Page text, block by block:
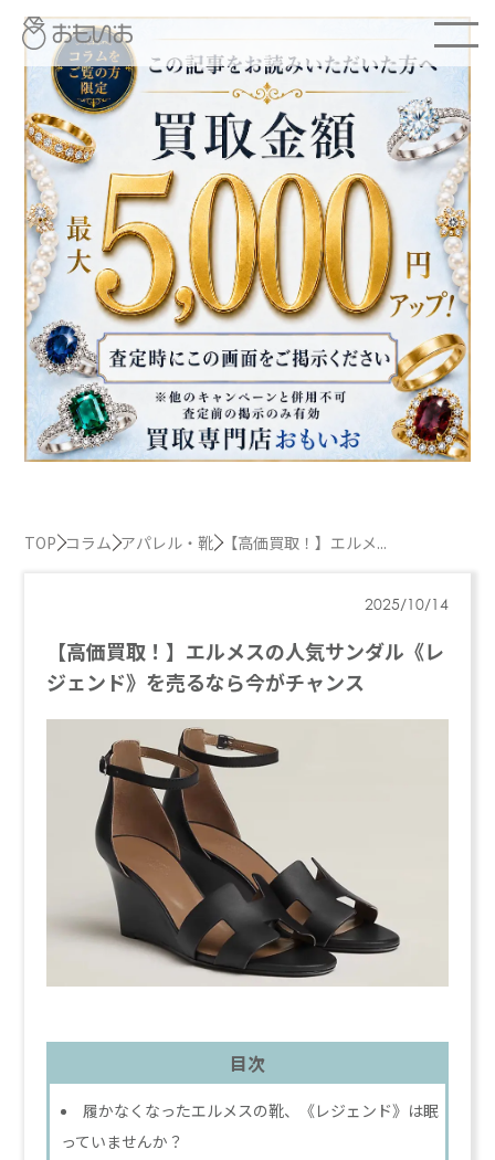
TOP コラム アパレル・靴 【高価買取！】エルメ...
2025/10/14
【高価買取！】エルメスの人気サンダル《レ
ジェンド》を売るなら今がチャンス
目次
履かなくなったエルメスの靴、《レジェンド》は眠
っていませんか？